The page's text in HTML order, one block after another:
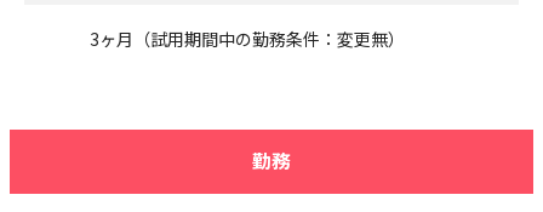
3ヶ月（試用期間中の勤務条件：変更無）
勤務